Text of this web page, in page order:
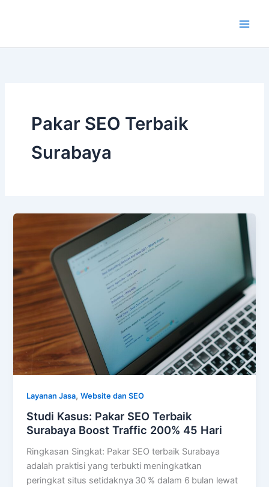
Pakar SEO Terbaik
Surabaya
Layanan Jasa,Website dan SEO
Studi Kasus: Pakar SEO Terbaik
Surabaya Boost Traffic 200% 45 Hari
Ringkasan Singkat: Pakar SEO terbaik Surabaya
adalah praktisi yang terbukti meningkatkan
peringkat situs setidaknya 30 % dalam 6 bulan lewat